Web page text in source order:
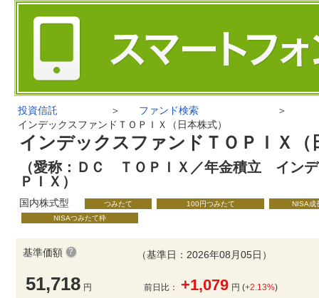
投資信託 ＞ ファンド検索
＞
インデックスファンドＴＯＰＩＸ（日本株式）
インデックスファンドＴＯＰＩＸ（
（愛称：ＤＣ ＴＯＰＩＸ／年金積立 イン
ＰＩＸ）
国内株式型 つみたて 100円つみたて
NISA成
NISAつみたて枠
基準価額
51,718 円
（基準日：2026年08月05日）
前日比： +1,079 円 (+2.13%)